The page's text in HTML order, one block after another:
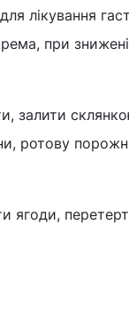
лікування
при
залити
ротову